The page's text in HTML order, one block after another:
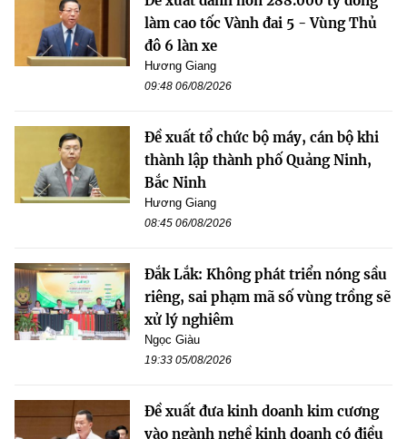
làm cao tốc Vành đai 5 - Vùng Thủ
đô 6 làn xe
Hương Giang
09:48 06/08/2026
Đề xuất tổ chức bộ máy, cán bộ khi
thành lập thành phố Quảng Ninh,
Bắc Ninh
Hương Giang
08:45 06/08/2026
Đắk Lắk: Không phát triển nóng sầu
riêng, sai phạm mã số vùng trồng sẽ
xử lý nghiêm
Ngọc Giàu
19:33 05/08/2026
Đề xuất đưa kinh doanh kim cương
vào ngành nghề kinh doanh có điều